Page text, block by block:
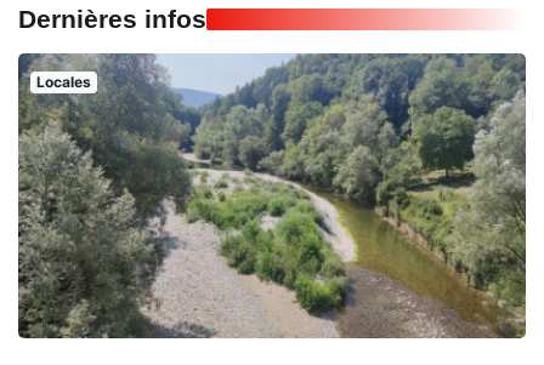
Dernières infos
Locales